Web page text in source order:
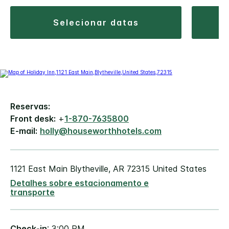
selecionar datas
Reservas:
Front desk: +1-870-7635800
E-mail: holly@houseworthhotels.com
1121 East Main Blytheville, AR 72315 United States
Detalhes sobre estacionamento e
transporte